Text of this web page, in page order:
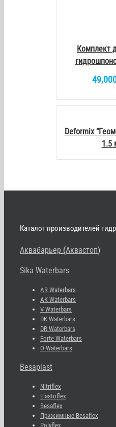
Комплект
Deformix
1.5
Каталог производителей
Аквабарьер (Аквастоп)
Sika Waterbars
AR Waterbars
AK Waterbars
V Waterbars
DK Waterbars
DR Waterbars
Forte Waterbars
O Waterbars
Besaplast
Nitriflex
Elastoflex
Besaflex
Прижимные Besaflex
Polyflex